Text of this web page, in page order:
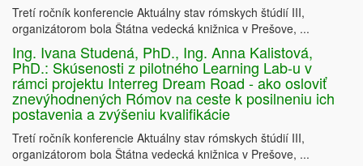
Tretí ročník konferencie Aktuálny stav rómskych štúdií III,
organizátorom bola Štátna vedecká knižnica v Prešove, ...
Ing. Ivana Studená, PhD., Ing. Anna Kalistová,
PhD.: Skúsenosti z pilotného Learning Lab-u v
rámci projektu Interreg Dream Road - ako osloviť
znevýhodnených Rómov na ceste k posilneniu ich
postavenia a zvýšeniu kvalifikácie
Tretí ročník konferencie Aktuálny stav rómskych štúdií III,
organizátorom bola Štátna vedecká knižnica v Prešove, ...